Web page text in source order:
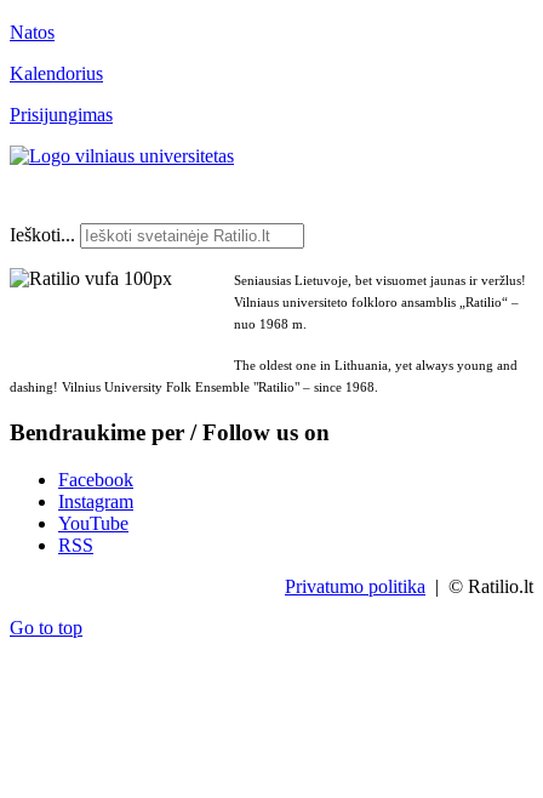
Natos
Kalendorius
Prisijungimas
Ieškoti...
Seniausias Lietuvoje, bet visuomet jaunas ir veržlus!
Vilniaus universiteto folkloro ansamblis „Ratilio“ –
nuo 1968 m.
The oldest one in Lithuania, yet always young and
dashing! Vilnius University Folk Ensemble "Ratilio" – since 1968.
Bendraukime per / Follow us on
Facebook
Instagram
YouTube
RSS
Privatumo politika | © Ratilio.lt
Go to top